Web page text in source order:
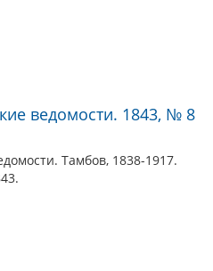
ведомости. 1843, № 8
Тамбов, 1838-1917.